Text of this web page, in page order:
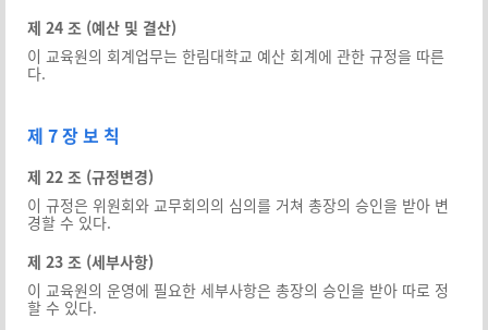
제 24 조 (예산 및 결산)
이 교육원의 회계업무는 한림대학교 예산 회계에 관한 규정을 따른
다.
제 7 장 보 칙
제 22 조 (규정변경)
이 규정은 위원회와 교무회의의 심의를 거쳐 총장의 승인을 받아 변
경할 수 있다.
제 23 조 (세부사항)
이 교육원의 운영에 필요한 세부사항은 총장의 승인을 받아 따로 정
할 수 있다.